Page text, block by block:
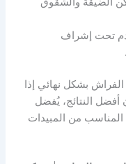
تحت إشراف
بشكل نهائي إذا
النتائج، يُفضل
المناسب من المبيدات